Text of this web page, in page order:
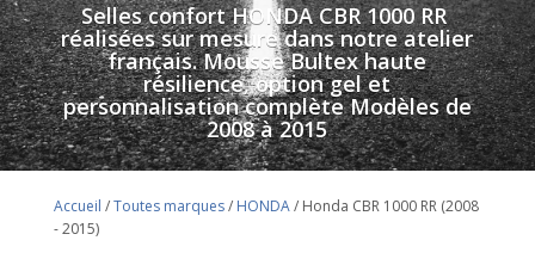
Selles confort HONDA CBR 1000 RR
réalisées sur mesure dans notre atelier
français. Mousse Bultex haute
résilience, option gel et
personnalisation complète Modèles de
2008 à 2015
Accueil /Toutes marques/ HONDA/ Honda CBR 1000 RR (2008
- 2015)